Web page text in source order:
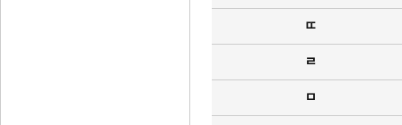
ㄸ
ㄹ
ㅁ